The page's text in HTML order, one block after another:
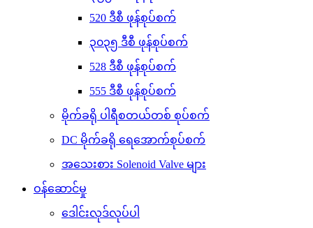
520 ဒီစီ ဖုန်စုပ်စက်
၃၀၃၅ ဒီစီ ဖုန်စုပ်စက်
528 ဒီစီ ဖုန်စုပ်စက်
555 ဒီစီ ဖုန်စုပ်စက်
မိုက်ခရို ပါရီစတယ်တစ် စုပ်စက်
DC မိုက်ခရို ရေအောက်စုပ်စက်
အသေးစား Solenoid Valve များ
ဝန်ဆောင်မှု
ဒေါင်းလုဒ်လုပ်ပါ